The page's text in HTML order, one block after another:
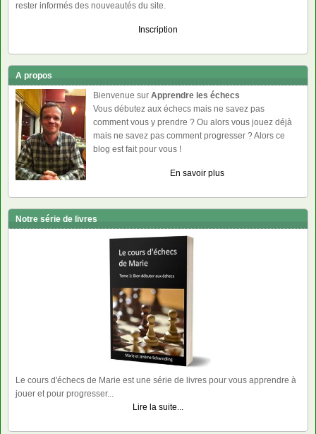
rester informés des nouveautés du site.
Inscription
A propos
Bienvenue sur Apprendre les échecs
Vous débutez aux échecs mais ne savez pas
comment vous y prendre ? Ou alors vous jouez déjà
mais ne savez pas comment progresser ? Alors ce
blog est fait pour vous !
En savoir plus
Notre série de livres
Le cours d'échecs de Marie est une série de livres pour vous apprendre à
jouer et pour progresser...
Lire la suite...